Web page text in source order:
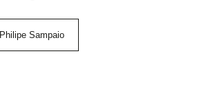
Philipe Sampaio